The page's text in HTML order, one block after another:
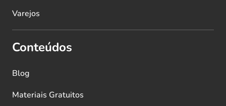
Varejos
Conteúdos
Blog
Materiais Gratuitos